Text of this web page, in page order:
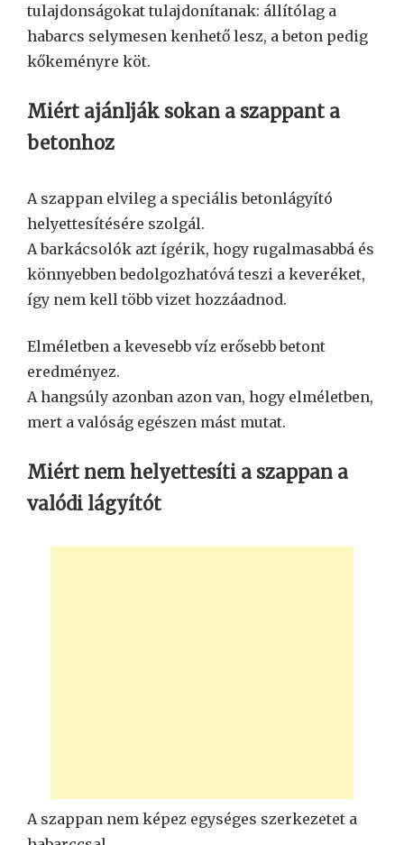
tulajdonságokat tulajdonítanak: állítólag a
habarcs selymesen kenhető lesz, a beton pedig
kőkeményre köt.
Miért ajánlják sokan a szappant a
betonhoz
A szappan elvileg a speciális betonlágyító
helyettesítésére szolgál.
A barkácsolók azt ígérik, hogy rugalmasabbá és
könnyebben bedolgozhatóvá teszi a keveréket,
így nem kell több vizet hozzáadnod.
Elméletben a kevesebb víz erősebb betont
eredményez.
A hangsúly azonban azon van, hogy elméletben,
mert a valóság egészen mást mutat.
Miért nem helyettesíti a szappan a
valódi lágyítót
A szappan nem képez egységes szerkezetet a